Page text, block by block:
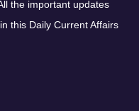
the important updates
this Daily Current Affairs